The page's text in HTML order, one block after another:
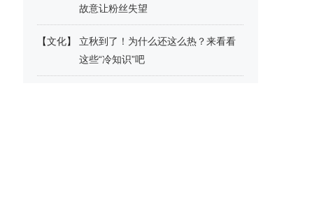
故意让粉丝失望
【文化】
立秋到了！为什么还这么热？来看看
这些“冷知识”吧